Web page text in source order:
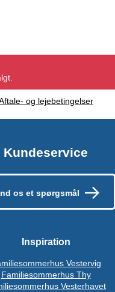
og lejebetingelser
Kundeservice
os et spørgsmål
Inspiration
Vestervig
Familiesommerhus Thy
Vesterhavet